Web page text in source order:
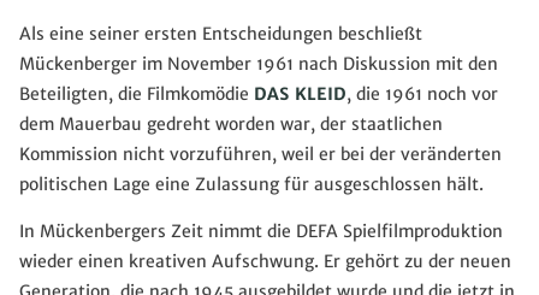
Als eine seiner ersten Entscheidungen beschließt
Mückenberger im November 1961 nach Diskussion mit den
Beteiligten, die Filmkomödie DAS KLEID, die 1961 noch vor
dem Mauerbau gedreht worden war, der staatlichen
Kommission nicht vorzuführen, weil er bei der veränderten
politischen Lage eine Zulassung für ausgeschlossen hält.
In Mückenbergers Zeit nimmt die DEFA Spielfilmproduktion
wieder einen kreativen Aufschwung. Er gehört zu der neuen